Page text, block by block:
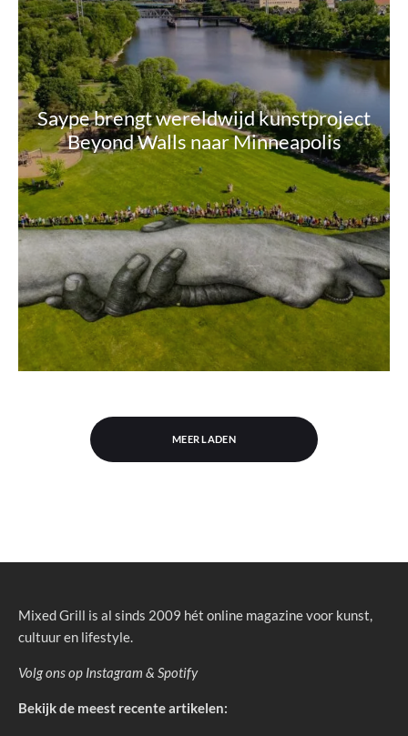
Saype brengt wereldwijd kunstproject
Beyond Walls naar Minneapolis
MEER LADEN
Mixed Grill is al sinds 2009 hét online magazine voor kunst,
cultuur en lifestyle.
Volg ons op Instagram & Spotify
Bekijk de meest recente artikelen: